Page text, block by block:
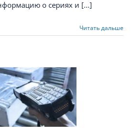
о сериях и [...]
Читать дальше